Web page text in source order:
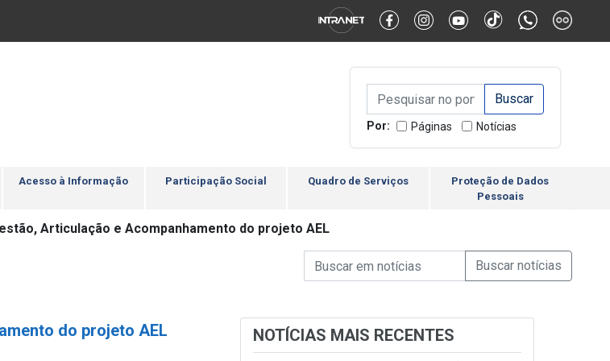
Alternar Alto Contraste Alternar Tamanho da Fonte
Campo de Busca de
Campo de Busca de informaçõesEnviar a Busca
Por: Páginas Notícias
Acesso à Informação Participação Social Quadro de Serviços
Proteção de Dados
Pessoais
Articulação e Acompanhamento do projeto AEL
Campo de Busca de Notícias
Campo de Busca de informaçõesEnviar a Busca de
do projeto AEL NOTÍCIAS MAIS RECENTES